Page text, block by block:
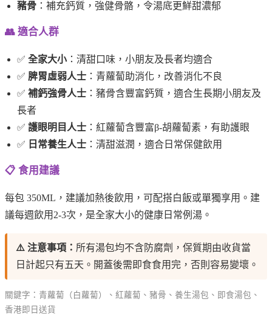
豬骨 ：補充鈣質，強健骨骼，令湯底更鮮甜濃郁
👥 適合人群
✅ 全家大小：清甜口味，小朋友及長者均適合
✅ 脾胃虛弱人士 ：青蘿蔔助消化，改善消化不良
✅ 補鈣強骨人士 ：豬骨含豐富鈣質，適合生長期小朋友及
長者
✅ 護眼明目人士 ：紅蘿蔔含豐富β-胡蘿蔔素，有助護眼
✅ 日常養生人士 ：清甜滋潤，適合日常保健飲用
📋 食用建議
每包 350ML，建議加熱後飲用，可配搭白飯或單獨享用。建
議每週飲用2-3次，是全家大小的健康日常例湯。
⚠️ 注意事項： 所有湯包均不含防腐劑，保質期由收貨當
日計起只有五天。開蓋後需即食食用完，否則容易變壞。
關鍵字：青蘿蔔（白蘿蔔）、紅蘿蔔、豬骨、養生湯包、即食湯包、
香港即日送貨